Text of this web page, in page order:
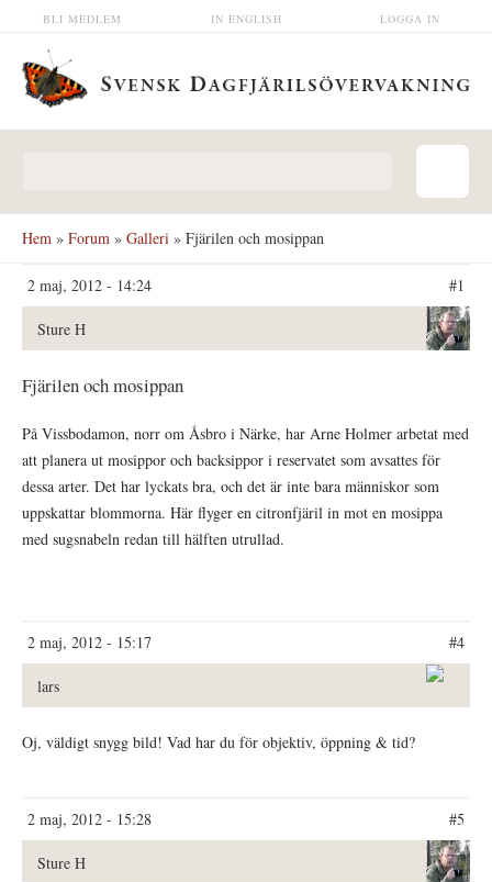
Hoppa till huvudinnehåll LOGGA IN
IN ENGLISH
BLI MEDLEM
Hem » Forum » Galleri » Fjärilen och mosippan
2 maj, 2012 - 14:24 #1
Sture H
Fjärilen och mosippan
På Vissbodamon, norr om Åsbro i Närke, har Arne Holmer arbetat med
att planera ut mosippor och backsippor i reservatet som avsattes för
dessa arter. Det har lyckats bra, och det är inte bara människor som
uppskattar blommorna. Här flyger en citronfjäril in mot en mosippa
med sugsnabeln redan till hälften utrullad.
2 maj, 2012 - 15:17 #4
lars
Oj, väldigt snygg bild! Vad har du för objektiv, öppning & tid?
2 maj, 2012 - 15:28 #5
Sture H